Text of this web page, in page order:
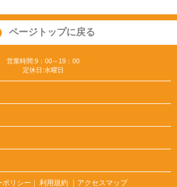
ページトップに戻る
営業時間:9：00～19：00
定休日:水曜日
ポリシー ｜ 利用規約 ｜アクセスマップ